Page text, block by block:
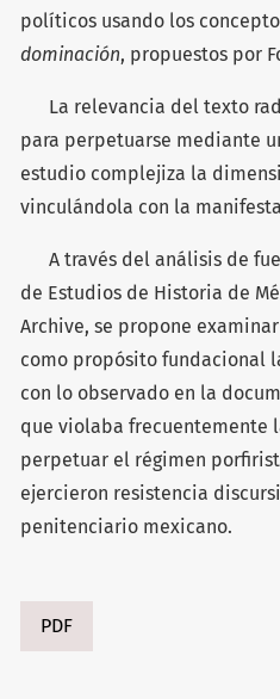
políticos usando los
dominación, propuestos por
La relevancia del texto
para perpetuarse mediante
estudio complejiza la
vinculándola con la
A través del análisis de
de Estudios de Historia de
Archive, se propone
como propósito fundacional
con lo observado en la
que violaba frecuentemente
perpetuar el régimen
ejercieron resistencia
penitenciario mexicano.
PDF